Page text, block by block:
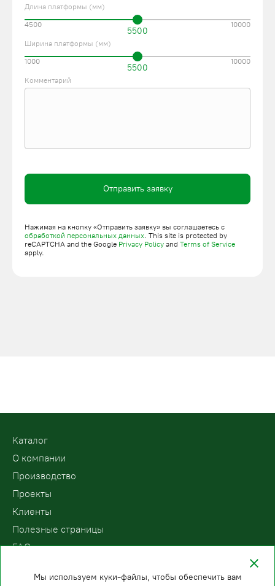
Длина платформы (мм)
5500
4500 10000
Ширина платформы (мм)
5500
1000 10000
Комментарий
Отправить заявку
Нажимая на кнопку «Отправить заявку» вы соглашаетесь с
обработкой персональных данных. This site is protected by
reCAPTCHA and the Google Privacy Policy and Terms of Service
apply.
Kаталог
О компании
Производство
Проекты
Клиенты
Полезные страницы
FAQ
Мы используем куки-файлы, чтобы обеспечить вам